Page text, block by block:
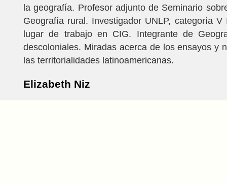
la geografía. Profesor adjunto de Seminario
Geografía rural. Investigador UNLP, categoría V
lugar de trabajo en CIG. Integrante de
descoloniales. Miradas acerca de los ensayos y
las territorialidades latinoamericanas.
Elizabeth Niz